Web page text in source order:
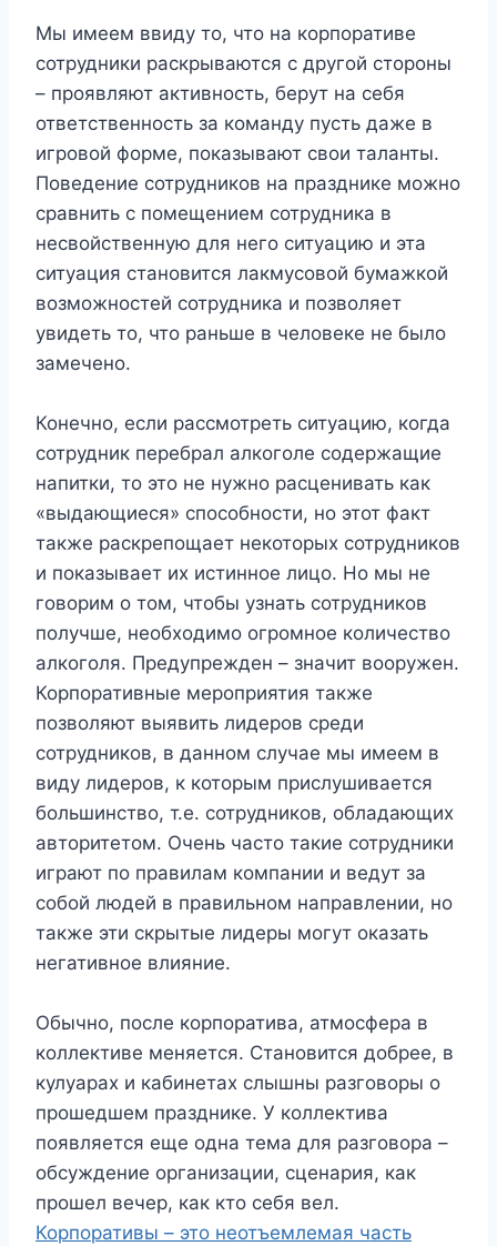
Мы имеем ввиду то, что на корпоративе
сотрудники раскрываются с другой стороны
– проявляют активность, берут на себя
ответственность за команду пусть даже в
игровой форме, показывают свои таланты.
Поведение сотрудников на празднике можно
сравнить с помещением сотрудника в
несвойственную для него ситуацию и эта
ситуация становится лакмусовой бумажкой
возможностей сотрудника и позволяет
увидеть то, что раньше в человеке не было
замечено.
Конечно, если рассмотреть ситуацию, когда
сотрудник перебрал алкоголе содержащие
напитки, то это не нужно расценивать как
«выдающиеся» способности, но этот факт
также раскрепощает некоторых сотрудников
и показывает их истинное лицо. Но мы не
говорим о том, чтобы узнать сотрудников
получше, необходимо огромное количество
алкоголя. Предупрежден – значит вооружен.
Корпоративные мероприятия также
позволяют выявить лидеров среди
сотрудников, в данном случае мы имеем в
виду лидеров, к которым прислушивается
большинство, т.е. сотрудников, обладающих
авторитетом. Очень часто такие сотрудники
играют по правилам компании и ведут за
собой людей в правильном направлении, но
также эти скрытые лидеры могут оказать
негативное влияние.
Обычно, после корпоратива, атмосфера в
коллективе меняется. Становится добрее, в
кулуарах и кабинетах слышны разговоры о
прошедшем празднике. У коллектива
появляется еще одна тема для разговора –
обсуждение организации, сценария, как
прошел вечер, как кто себя вел.
Корпоративы – это неотъемлемая часть